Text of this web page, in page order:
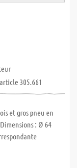
305.661
et gros pneu en
: Ø 64